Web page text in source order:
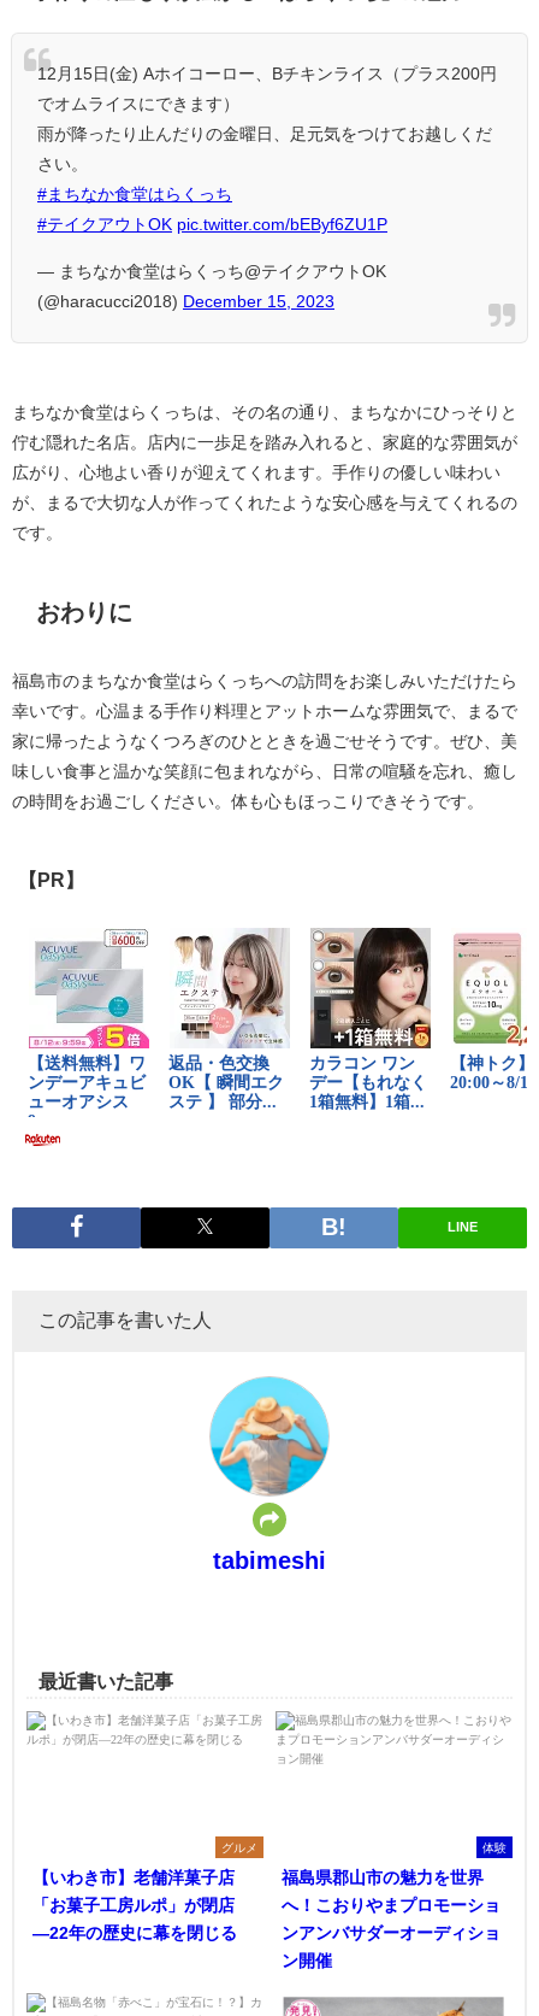
12月15日(金) Aホイコーロー、Bチキンライス（プラス200円
でオムライスにできます）
雨が降ったり止んだりの金曜日、足元気をつけてお越しくだ
さい。
#まちなか食堂はらくっち
#テイクアウトOK pic.twitter.com/bEByf6ZU1P
— まちなか食堂はらくっち@テイクアウトOK
(@haracucci2018) December 15, 2023
まちなか食堂はらくっちは、その名の通り、まちなかにひっそりと
佇む隠れた名店。店内に一歩足を踏み入れると、家庭的な雰囲気が
広がり、心地よい香りが迎えてくれます。手作りの優しい味わい
が、まるで大切な人が作ってくれたような安心感を与えてくれるの
です。
おわりに
福島市のまちなか食堂はらくっちへの訪問をお楽しみいただけたら
幸いです。心温まる手作り料理とアットホームな雰囲気で、まるで
家に帰ったようなくつろぎのひとときを過ごせそうです。ぜひ、美
味しい食事と温かな笑顔に包まれながら、日常の喧騒を忘れ、癒し
の時間をお過ごしください。体も心もほっこりできそうです。
【PR】
LINE
この記事を書いた人
tabimeshi
最近書いた記事
グルメ
【いわき市】老舗洋菓子店
「お菓子工房ルポ」が閉店
―22年の歴史に幕を閉じる
体験
福島県郡山市の魅力を世界
へ！こおりやまプロモーショ
ンアンバサダーオーディショ
ン開催